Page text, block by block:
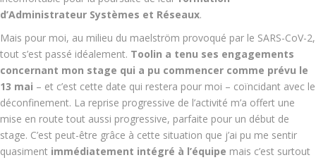
d’Administrateur Systèmes et Réseaux.
Mais pour moi, au milieu du maelström provoqué par le SARS-CoV-2,
tout s’est passé idéalement. Toolin a tenu ses engagements
concernant mon stage qui a pu commencer comme prévu le
13 mai – et c’est cette date qui restera pour moi – coïncidant avec le
déconfinement. La reprise progressive de l’activité m’a offert une
mise en route tout aussi progressive, parfaite pour un début de
stage. C’est peut-être grâce à cette situation que j’ai pu me sentir
quasiment immédiatement intégré à l’équipe mais c’est surtout